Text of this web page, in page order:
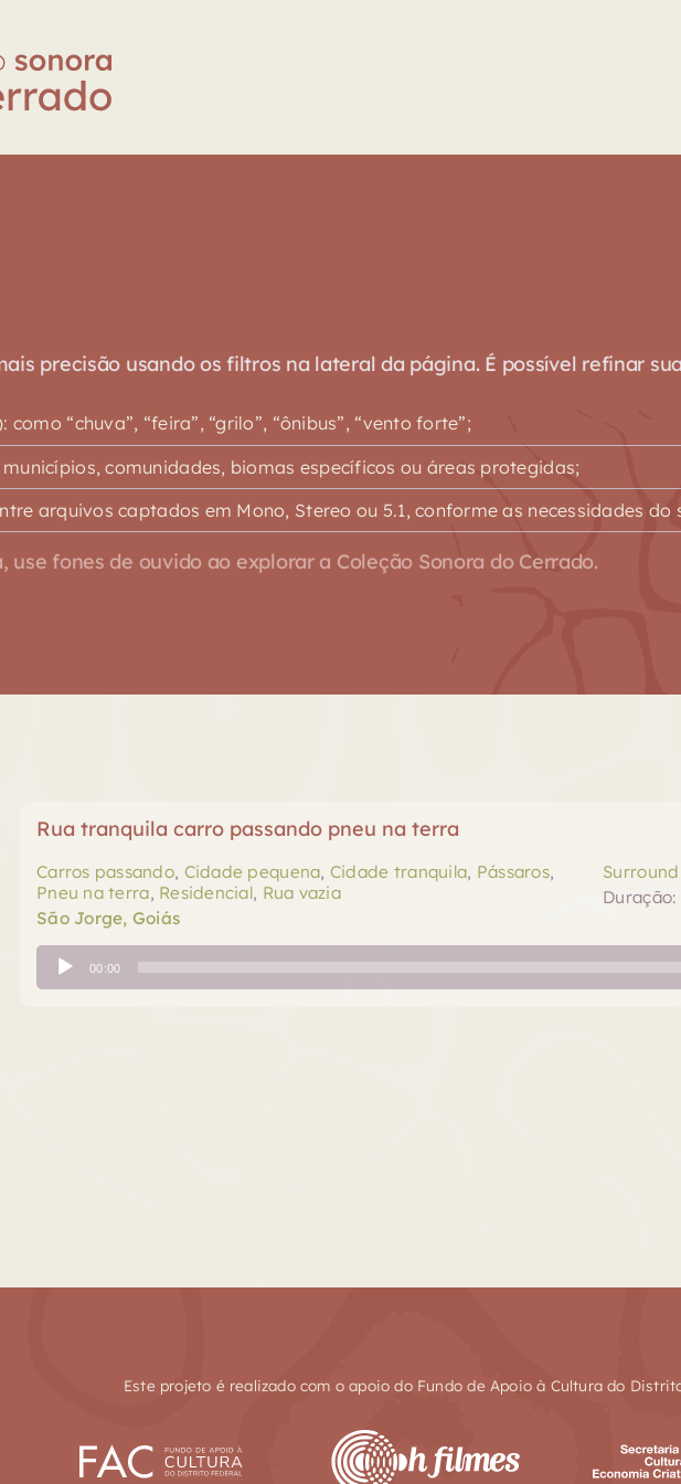
precisão usando os filtros na lateral da página. É possível refinar
“chuva”, “feira”, “grilo”, “ônibus”, “vento forte”;
comunidades, biomas específicos ou áreas protegidas;
arquivos captados em Mono, Stereo ou 5.1, conforme as necessidades do
use fones de ouvido ao explorar a Coleção Sonora do Cerrado.
Rua tranquila carro passando pneu na terra
Carros passando, Cidade pequena, Cidade tranquila, Pássaros,
Pneu na terra, Residencial, Rua vazia
São Jorge, Goiás
Surround
Duração:
Tocador
de
00:00
Este projeto é realizado com o apoio do Fundo de Apoio à Cultura do